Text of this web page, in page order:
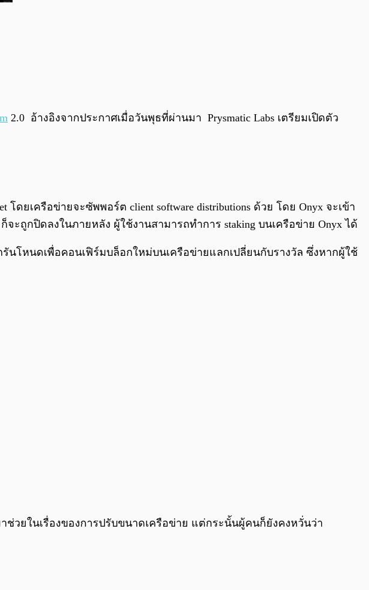
0:00 0:00
2.0 อ้างอิงจากประกาศเมื่อวันพุธที่ผ่านมา Prysmatic Labs เตรียมเปิดตัว
ดยเครือข่ายจะซัพพอร์ต client software distributions ด้วย โดย Onyx จะเข้า
ะถูกปิดลงในภายหลัง ผู้ใช้งานสามารถทำการ staking บนเครือข่าย Onyx ได้
นโหนดเพื่อคอนเฟิร์มบล็อกใหม่บนเครือข่ายแลกเปลี่ยนกับรางวัล ซึ่งหากผู้ใช้
าช่วยในเรื่องของการปรับขนาดเครือข่าย แต่กระนั้นผู้คนก็ยังคงหวั่นว่า